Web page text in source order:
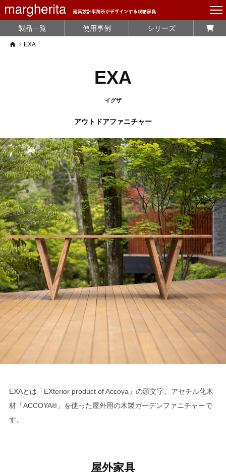
製品一覧 使用事例 シリーズ
home EXA
EXA
イグザ
アウトドアファニチャー
EXAとは「EXterior product of Accoya」の頭文字。アセチル化木
材「ACCOYA®」を使った屋外用の木製ガーデンファニチャーで
す。
屋外家具